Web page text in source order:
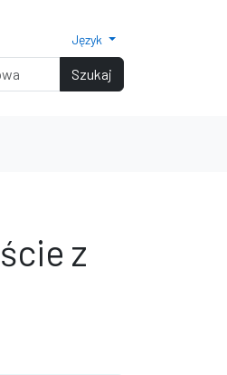
czcionki
czcionki 150%
Rozmiar czcionki 200%
Język
Szukaj
z